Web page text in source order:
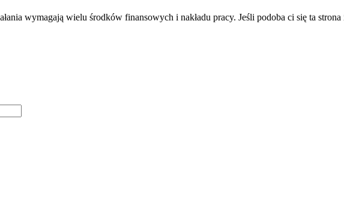
wymagają wielu środków finansowych i nakładu pracy. Jeśli podoba ci się ta